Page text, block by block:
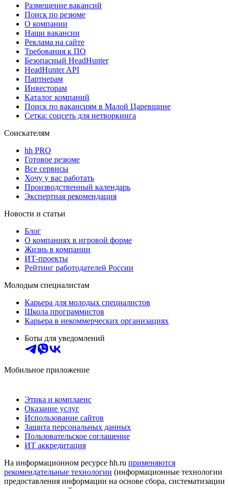
Размещение вакансий
Поиск по резюме
О компании
Наши вакансии
Реклама на сайте
Требования к ПО
Безопасный HeadHunter
HeadHunter API
Партнерам
Инвесторам
Каталог компаний
Поиск по вакансиям в Малой Царевщине
Сетка: соцсеть для нетворкинга
Соискателям
hh PRO
Готовое резюме
Все сервисы
Хочу у вас работать
Производственный календарь
Экспертная рекомендация
Новости и статьи
Блог
О компаниях в игровой форме
Жизнь в компании
ИТ-проекты
Рейтинг работодателей России
Молодым специалистам
Карьера для молодых специалистов
Школа программистов
Карьера в некоммерческих организациях
Боты для уведомлений
Мобильное приложение
Этика и комплаенс
Оказание услуг
Использование сайтов
Защита персональных данных
Пользовательское соглашение
ИТ аккредитация
На информационном ресурсе hh.ru применяются
рекомендательные технологии (информационные технологии
предоставления информации на основе сбора, систематизации